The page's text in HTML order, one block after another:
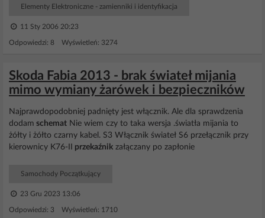
Elementy Elektroniczne - zamienniki i identyfikacja
11 Sty 2006 20:23
Odpowiedzi: 8 Wyświetleń: 3274
Skoda Fabia 2013 - brak świateł mijania
mimo wymiany żarówek i bezpieczników
Najprawdopodobniej padnięty jest włącznik. Ale dla sprawdzenia
dodam schemat Nie wiem czy to taka wersja .światła mijania to
żółty i żółto czarny kabel. S3 Włącznik świateł S6 przełącznik przy
kierownicy K76-II
przekaźnik załączany po zapłonie
Samochody Początkujący
23 Gru 2023 13:06
Odpowiedzi: 3 Wyświetleń: 1710